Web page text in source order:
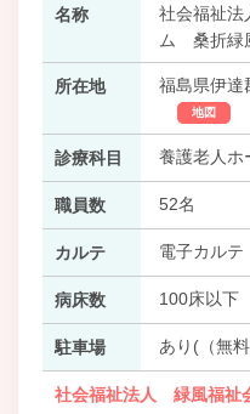
名称
社会福祉
ム 桑折緑
所在地 福島県伊達
地図
診療科目 養護老人ホ
職員数 52名
カルテ 電子カルテ
病床数 100床以下
駐車場 あり(（無
社会福祉法人 緑風福祉